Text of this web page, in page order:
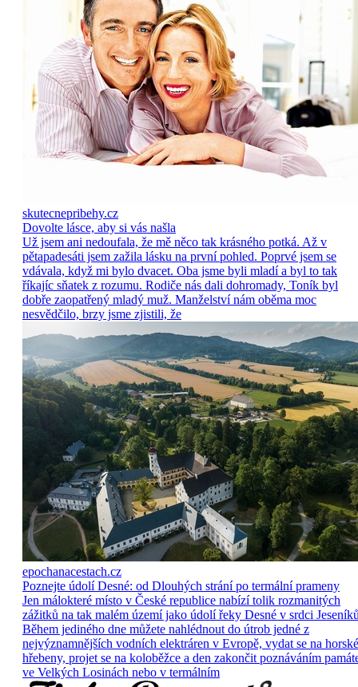
skutecnepribehy.cz
Dovolte lásce, aby si vás našla
Už jsem ani nedoufala, že mě něco tak krásného potká. Až v
pětapadesáti jsem zažila lásku na první pohled. Poprvé jsem se
vdávala, když mi bylo dvacet. Oba jsme byli mladí a byl to tak
říkajíc sňatek z rozumu. Rodiče nás dali dohromady, Toník byl
dobře zaopatřený mladý muž. Manželství nám oběma moc
nesvědčilo, brzy jsme zjistili, že
epochanacestach.cz
Poznejte údolí Desné: od Dlouhých strání po termální prameny
Jen málokteré místo v České republice nabízí tolik rozmanitých
zážitků na tak malém území jako údolí řeky Desné v srdci
Během jediného dne můžete nahlédnout do útrob jedné z
nejvýznamnějších vodních elektráren v Evropě, vydat se na horské
hřebeny, projet se na koloběžce a den zakončit poznáváním
ve Velkých Losinách nebo v termálním